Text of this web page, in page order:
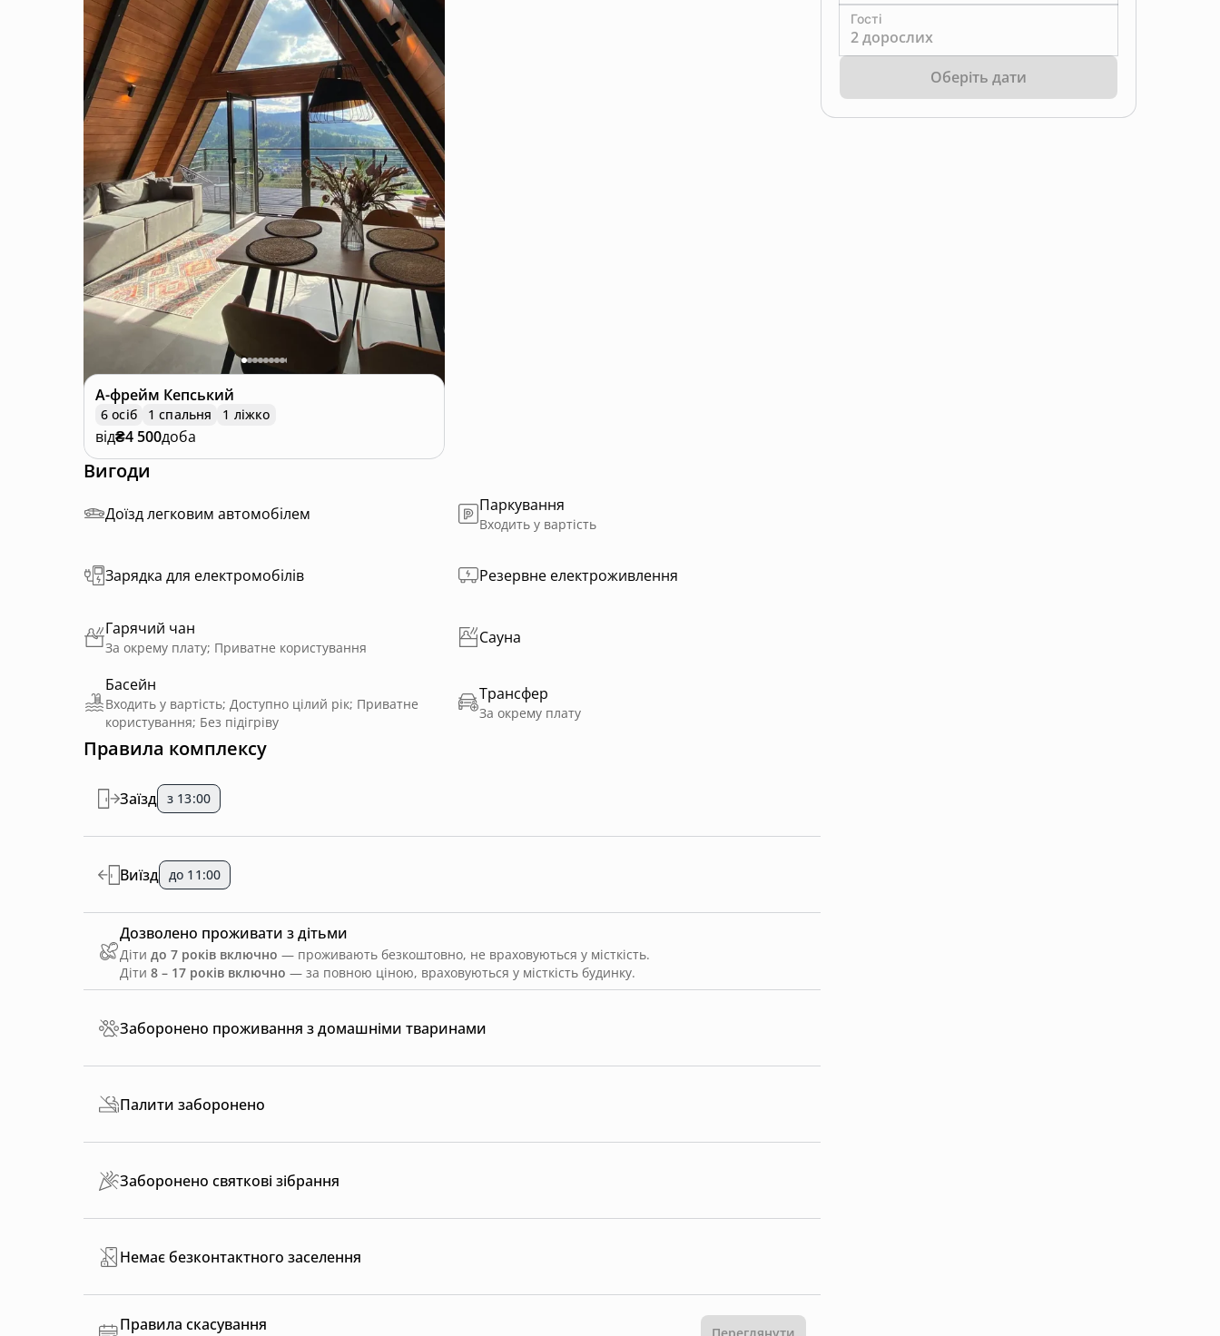
А-фрейм Кепський
6 осіб 1 спальня 1 ліжко
від₴4 500доба
Вигоди
Доїзд легковим автомобілем Паркування
Входить у вартість
Зарядка для електромобілів Резервне електроживлення
Гарячий чан
За окрему плату; Приватне користування
Сауна
Басейн
Входить у вартість; Доступно цілий рік; Приватне
користування; Без підігріву
Трансфер
За окрему плату
Правила комплексу
Заборонено проживання з домашніми тваринами
Заїзд з 13:00
Виїзд до 11:00
Дозволено проживати з дітьми
Діти до 7 років включно — проживають безкоштовно, не враховуються у місткість.
Діти 8 – 17 років включно — за повною ціною, враховуються у місткість будинку.
Палити заборонено
Заборонено святкові зібрання
Немає безконтактного заселення
Правила скасування
Гості
2 дорослих
Оберіть дати